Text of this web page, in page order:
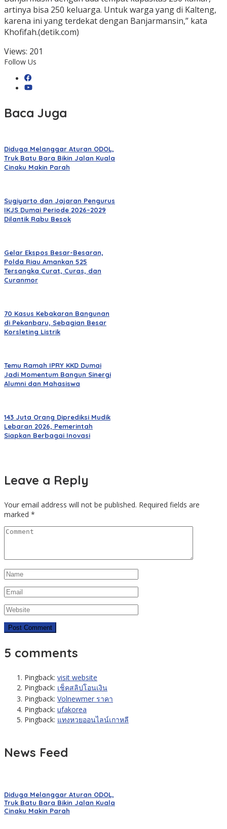
artinya bisa 250 keluarga. Untuk warga yang di Kalteng,
karena ini yang terdekat dengan Banjarmansin,” kata
Khofifah.(detik.com)
Views: 201
Follow Us
Baca Juga
Diduga Melanggar Aturan ODOL,
Truk Batu Bara Bikin Jalan Kuala
Cinaku Makin Parah
Sugiyarto dan Jajaran Pengurus
IKJS Dumai Periode 2026–2029
Dilantik Rabu Besok
Gelar Ekspos Besar-Besaran,
Polda Riau Amankan 525
Tersangka Curat, Curas, dan
Curanmor
70 Kasus Kebakaran Bangunan
di Pekanbaru, Sebagian Besar
Korsleting Listrik
Temu Ramah IPRY KKD Dumai
Jadi Momentum Bangun Sinergi
Alumni dan Mahasiswa
143 Juta Orang Diprediksi Mudik
Lebaran 2026, Pemerintah
Siapkan Berbagai Inovasi
Leave a Reply
Your email address will not be published. Required fields are
marked *
5 comments
Pingback: visit website
Pingback: เช็คสลิปโอนเงิน
Pingback: Volnewmer ราคา
Pingback: ufakorea
Pingback: แทงหวยออนไลน์เกาหลี
News Feed
Diduga Melanggar Aturan ODOL,
Truk Batu Bara Bikin Jalan Kuala
Cinaku Makin Parah